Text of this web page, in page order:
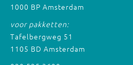
1000 BP Amsterdam
voor pakketten:
Tafelbergweg 51
1105 BD Amsterdam